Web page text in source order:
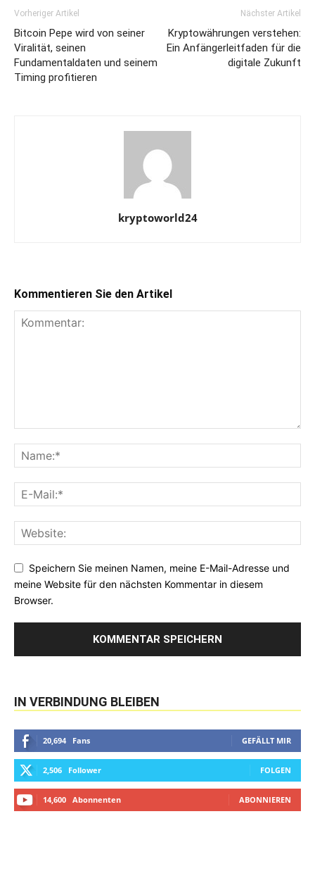
Vorheriger Artikel
Bitcoin Pepe wird von seiner
Viralität, seinen
Fundamentaldaten und seinem
Timing profitieren
Nächster Artikel
Kryptowährungen verstehen:
Ein Anfängerleitfaden für die
digitale Zukunft
kryptoworld24
Kommentieren Sie den Artikel
Speichern Sie meinen Namen, meine E-Mail-Adresse und
meine Website für den nächsten Kommentar in diesem
Browser.
IN VERBINDUNG BLEIBEN
20,694 Fans GEFÄLLT MIR
2,506 Follower FOLGEN
14,600 Abonnenten ABONNIEREN